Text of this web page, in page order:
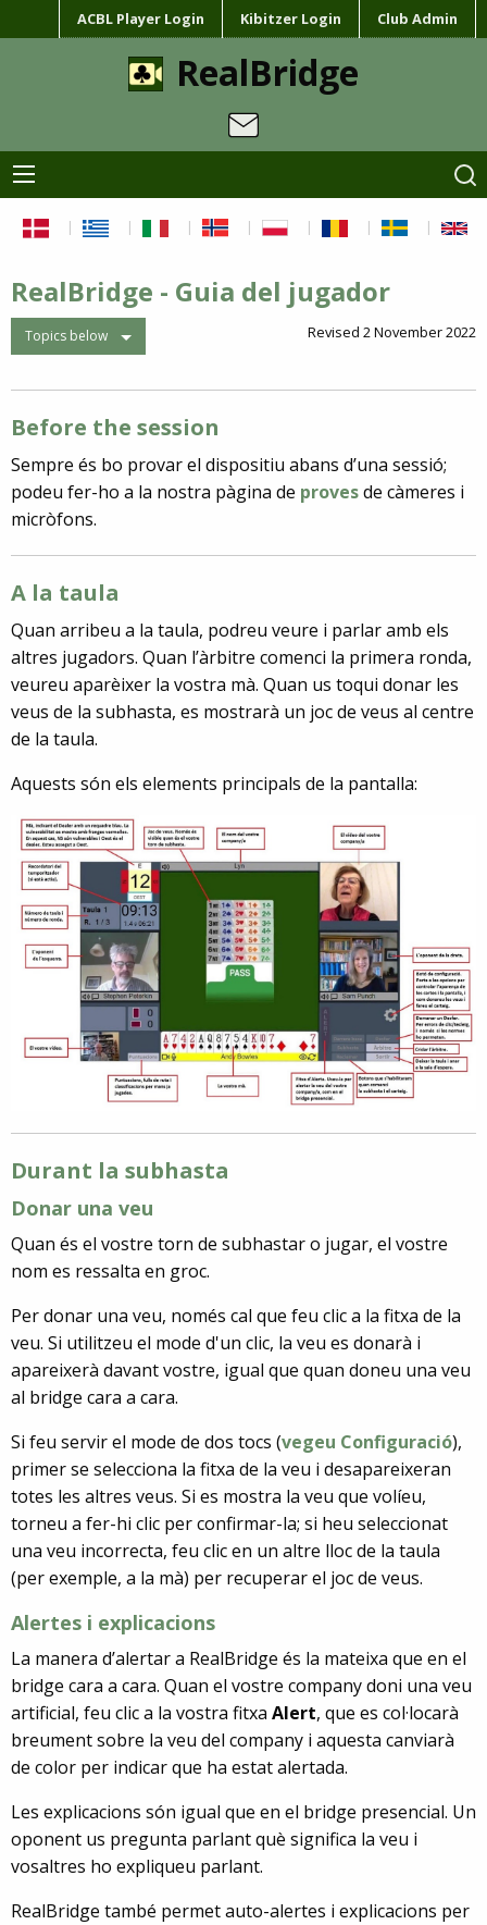
ACBL Player Login Kibitzer Login Club Admin
RealBridge
RealBridge - Guia del jugador
Topics below Revised 2 November 2022
Before the session
Sempre és bo provar el dispositiu abans d’una sessió;
podeu fer-ho a la nostra pàgina de provesde càmeres i
micròfons.
A la taula
Quan arribeu a la taula, podreu veure i parlar amb els
altres jugadors. Quan l’àrbitre comenci la primera ronda,
veureu aparèixer la vostra mà. Quan us toqui donar les
veus de la subhasta, es mostrarà un joc de veus al centre
de la taula.
Aquests són els elements principals de la pantalla:
Durant la subhasta
Donar una veu
Quan és el vostre torn de subhastar o jugar, el vostre
nom es ressalta en groc.
Per donar una veu, només cal que feu clic a la fitxa de la
veu. Si utilitzeu el mode d'un clic, la veu es donarà i
apareixerà davant vostre, igual que quan doneu una veu
al bridge cara a cara.
Si feu servir el mode de dos tocs (vegeu Configuració),
primer se selecciona la fitxa de la veu i desapareixeran
totes les altres veus. Si es mostra la veu que volíeu,
torneu a fer-hi clic per confirmar-la; si heu seleccionat
una veu incorrecta, feu clic en un altre lloc de la taula
(per exemple, a la mà) per recuperar el joc de veus.
Alertes i explicacions
La manera d’alertar a RealBridge és la mateixa que en el
bridge cara a cara. Quan el vostre company doni una veu
artificial, feu clic a la vostra fitxa Alert, que es col·locarà
breument sobre la veu del company i aquesta canviarà
de color per indicar que ha estat alertada.
Les explicacions són igual que en el bridge presencial. Un
oponent us pregunta parlant què significa la veu i
vosaltres ho expliqueu parlant.
RealBridge també permet auto-alertes i explicacions per